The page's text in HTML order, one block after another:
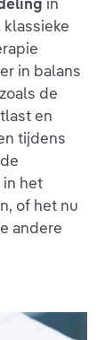
klassieke
in balans
zoals de
en
tijdens
in het
of het nu
andere